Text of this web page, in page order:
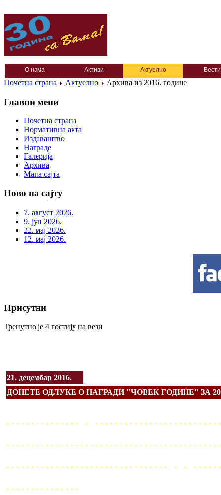
О нама Активи Актуелно Вести
Почетна страна Актуелно Архива из 2016. године
Главни мени
Почетна страна
Нормативна акта
Издаваштво
Награде
Галерија
Архива
Мапа сајта
Ново на сајту
7. август 2026.
9. јун 2026.
22. мај 2026.
12. мај 2026.
Присутни
Тренутно је 4 гостију на вези
21. децембар 2016.
ДОНЕТЕ ОДЛУКЕ О НАГРАДИ "ЧОВЕК ГОДИНЕ" ЗА
............... .
................................. . .
...............